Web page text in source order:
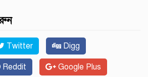
Twitter Digg
Reddit Google Plus